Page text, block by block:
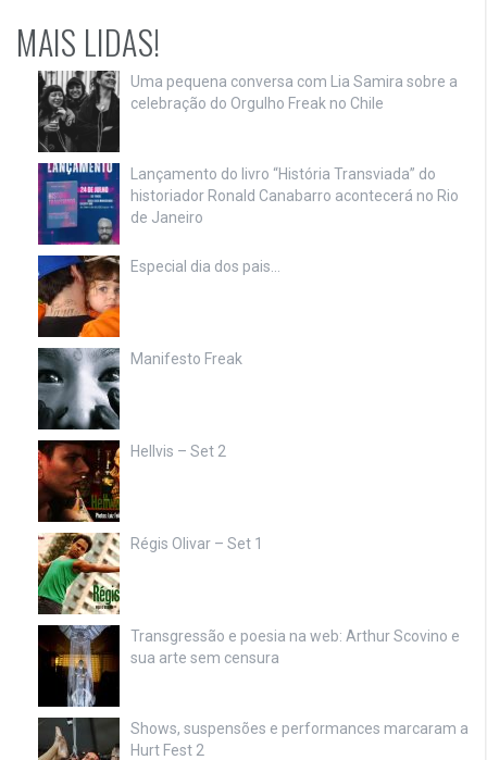
MAIS LIDAS!
Uma pequena conversa com Lia Samira sobre a
celebração do Orgulho Freak no Chile
Lançamento do livro “História Transviada” do
historiador Ronald Canabarro acontecerá no Rio
de Janeiro
Especial dia dos pais…
Manifesto Freak
Hellvis – Set 2
Régis Olivar – Set 1
Transgressão e poesia na web: Arthur Scovino e
sua arte sem censura
Shows, suspensões e performances marcaram a
Hurt Fest 2